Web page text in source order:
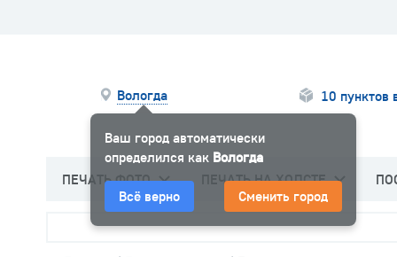
Вологда
Ваш город автоматически
определился как Вологда
Всё верно Сменить город
10 пунктов
ПЕЧАТЬ ФОТО ПЕЧАТЬ НА ХОЛСТЕ